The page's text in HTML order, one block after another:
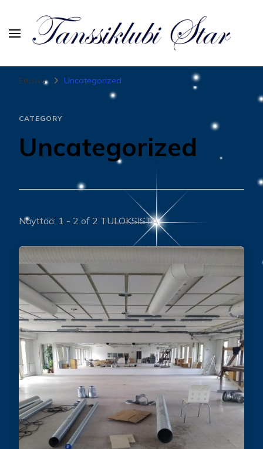
Tanssiurheiluseura Star
Etusivu Uncategorized
CATEGORY
Uncategorized
Näyttää: 1 - 2 of 2 TULOKSISTA